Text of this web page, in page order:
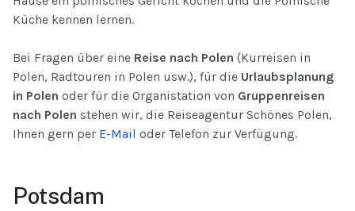
Küche kennen lernen.
Bei Fragen über eine Reise nach Polen (Kurreisen in
Polen, Radtouren in Polen usw.), für die Urlaubsplanung
in Polen oder für die Organistation von Gruppenreisen
nach Polen stehen wir, die Reiseagentur Schönes Polen,
Ihnen gern per E-Mail oder Telefon zur Verfügung.
Potsdam